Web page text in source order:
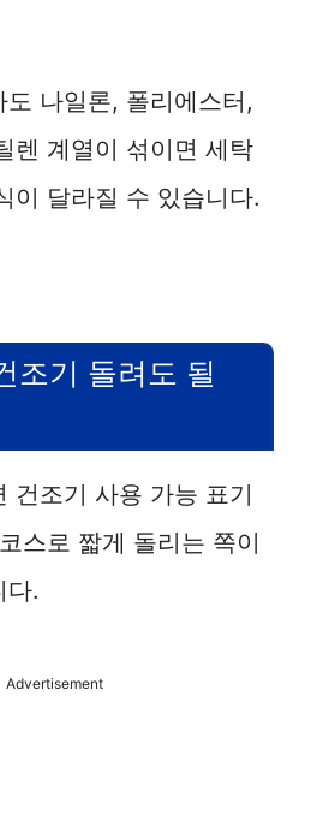
도 나일론, 폴리에스터,
렌 계열이 섞이면 세탁
이 달라질 수 있습니다.
조기 돌려도 될
건조기 사용 가능 표기
스로 짧게 돌리는 쪽이
다.
Advertisement